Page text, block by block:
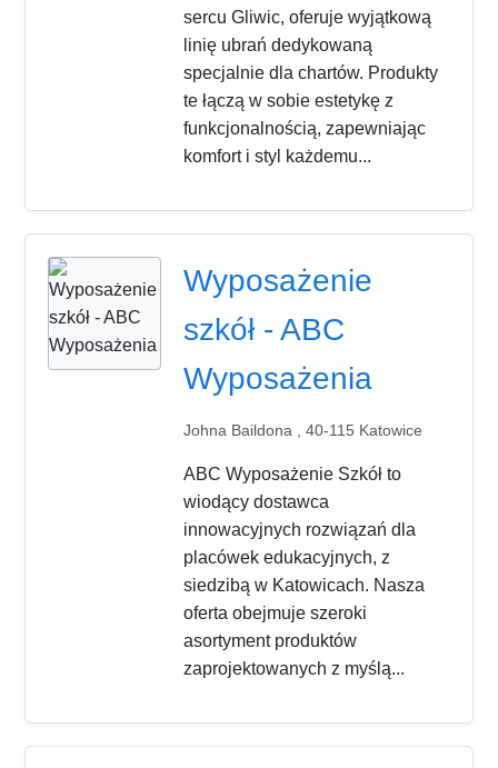
sercu Gliwic, oferuje wyjątkową
linię ubrań dedykowaną
specjalnie dla chartów. Produkty
te łączą w sobie estetykę z
funkcjonalnością, zapewniając
komfort i styl każdemu...
Wyposażenie
szkół - ABC
Wyposażenia
Johna Baildona , 40-115 Katowice
ABC Wyposażenie Szkół to
wiodący dostawca
innowacyjnych rozwiązań dla
placówek edukacyjnych, z
siedzibą w Katowicach. Nasza
oferta obejmuje szeroki
asortyment produktów
zaprojektowanych z myślą...